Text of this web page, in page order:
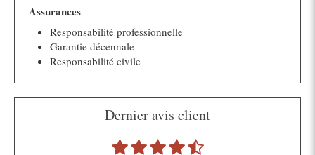
Assurances
Responsabilité professionnelle
Garantie décennale
Responsabilité civile
Dernier avis client